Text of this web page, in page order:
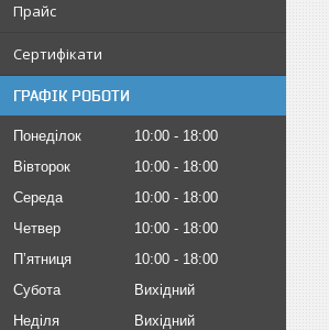
Прайс
Сертифікати
ГРАФІК РОБОТИ
Понеділок 10:00
18:00
Вівторок
10:00
18:00
Середа
10:00
18:00
Четвер
10:00
18:00
Пʼятниця
10:00
18:00
Субота
Вихідний
Неділя
Вихідний